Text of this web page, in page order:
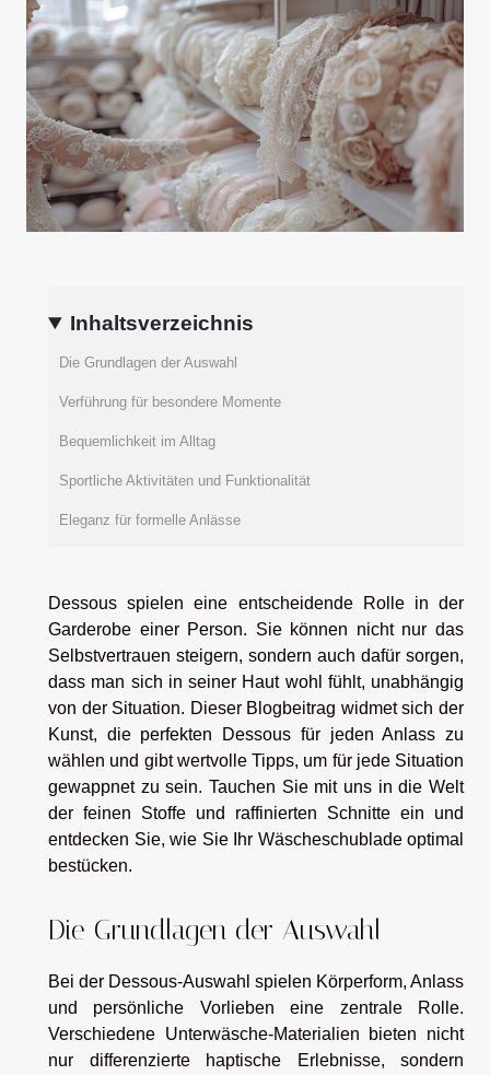
Inhaltsverzeichnis
Die Grundlagen der Auswahl
Verführung für besondere Momente
Bequemlichkeit im Alltag
Sportliche Aktivitäten und Funktionalität
Eleganz für formelle Anlässe
Dessous spielen eine entscheidende Rolle in der
Garderobe einer Person. Sie können nicht nur das
Selbstvertrauen steigern, sondern auch dafür sorgen,
dass man sich in seiner Haut wohl fühlt, unabhängig
von der Situation. Dieser Blogbeitrag widmet sich der
Kunst, die perfekten Dessous für jeden Anlass zu
wählen und gibt wertvolle Tipps, um für jede Situation
gewappnet zu sein. Tauchen Sie mit uns in die Welt
der feinen Stoffe und raffinierten Schnitte ein und
entdecken Sie, wie Sie Ihr Wäscheschublade optimal
bestücken.
Die Grundlagen der Auswahl
Bei der Dessous-Auswahl spielen Körperform, Anlass
und persönliche Vorlieben eine zentrale Rolle.
Verschiedene Unterwäsche-Materialien bieten nicht
nur differenzierte haptische Erlebnisse, sondern